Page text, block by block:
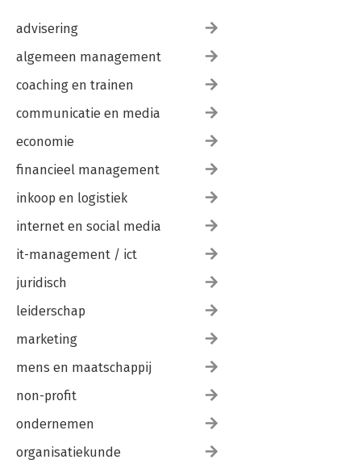
advisering
algemeen management
coaching en trainen
communicatie en media
economie
financieel management
inkoop en logistiek
internet en social media
it-management / ict
juridisch
leiderschap
marketing
mens en maatschappij
non-profit
ondernemen
organisatiekunde